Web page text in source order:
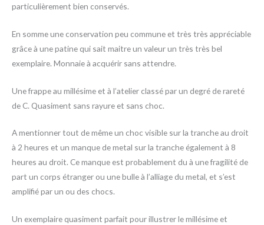
particulièrement bien conservés.
En somme une conservation peu commune et très très appréciable
grâce à une patine qui sait maitre un valeur un très très bel
exemplaire. Monnaie à acquérir sans attendre.
Une frappe au millésime et à l’atelier classé par un degré de rareté
de C. Quasiment sans rayure et sans choc.
A mentionner tout de même un choc visible sur la tranche au droit
à 2 heures et un manque de metal sur la tranche également à 8
heures au droit. Ce manque est probablement du à une fragilité de
part un corps étranger ou une bulle à l’alliage du metal, et s’est
amplifié par un ou des chocs.
Un exemplaire quasiment parfait pour illustrer le millésime et